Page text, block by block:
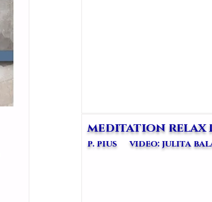
meditation relax
p. pius video: julita